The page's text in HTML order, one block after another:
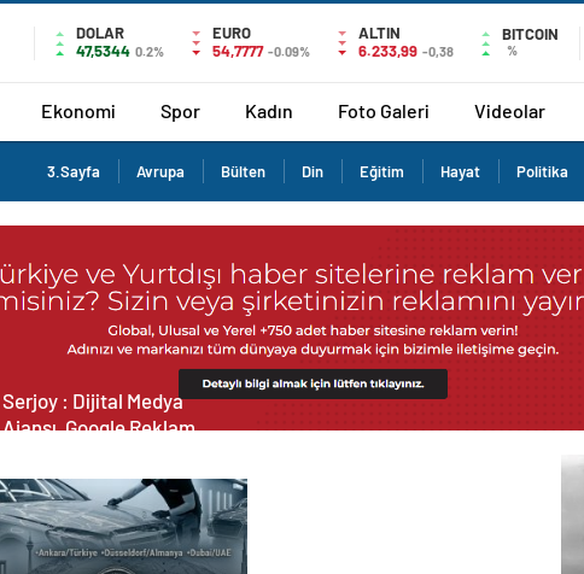
DOLAR
47,5344 0.2%
EURO
54,7777 -0.09%
ALTIN
6.233,99 -0,38
BITCOIN
%
Ekonomi Spor Kadın Foto Galeri Videolar
3.Sayfa Avrupa Bülten Din Eğitim Hayat Politika
Serjoy : Dijital Medya
Ajansı, Google Reklam
Tasarım Ajansı